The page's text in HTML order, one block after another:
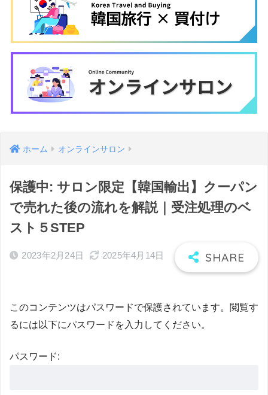
ホーム オンラインサロン
保護中: サロン限定【韓国輸出】クーパン
で売れた後の流れを解説｜受注処理のベ
スト５STEP
2023年2月24日 2025年4月14日
このコンテンツはパスワードで保護されています。閲覧す
るには以下にパスワードを入力してください。
パスワード: